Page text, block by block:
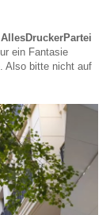
AllesDruckerPartei
ein Fantasie
Also bitte nicht auf